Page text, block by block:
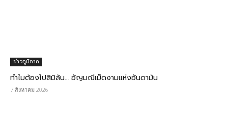
ข่าวภูมิภาค
ทำไมต้องไปสิมิลัน… อัญมณีเม็ดงามแห่งอันดามัน
7 สิงหาคม 2026